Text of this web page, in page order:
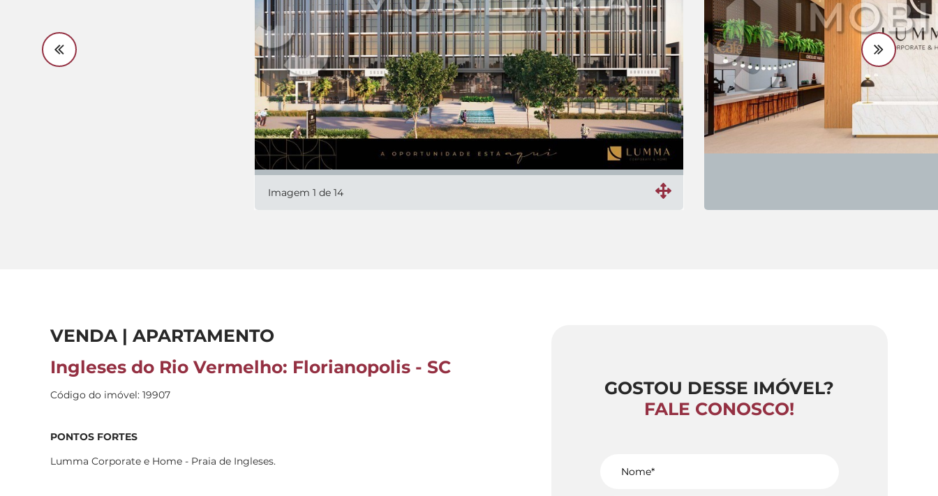
Imagem 1 de 14
VENDA | APARTAMENTO
Ingleses do Rio Vermelho: Florianopolis - SC
Código do imóvel: 19907
PONTOS FORTES
Lumma Corporate e Home - Praia de Ingleses.
GOSTOU DESSE IMÓVEL?
FALE CONOSCO!